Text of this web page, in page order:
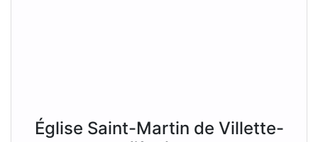
Église Saint-Martin de Villette-